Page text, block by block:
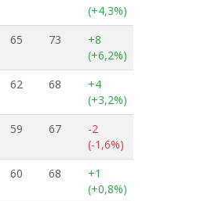
(+4,3%)
65 73
+8
(+6,2%)
62 68
+4
(+3,2%)
59 67
-2
(-1,6%)
60 68
+1
(+0,8%)